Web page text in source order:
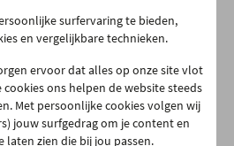
ZWART
Hout
Metaal
winkel
2500 Lier
03 480 42 26
surfervaring te bieden,
en vergelijkbare technieken.
ervoor dat alles op onze site vlot
ons helpen de website steeds
Met persoonlijke cookies volgen wij
jouw surfgedrag om je content en
laten zien die bij jou passen.